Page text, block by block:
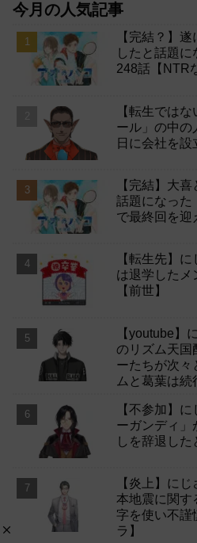
今月の人気記事
【完結？】
したと話題に
248話【NTR
【転生では
ール」の中の
日に会社を設
【完結】大
話題になった
で最終回を迎
【転生先】
は退学したメ
【前世】
【youtube】
のリズム天国
ーたちが次
ムと葛葉は続
【不参加】
ーガンディ」
しを辞退した
【炎上】に
本地震に関す
字を使い不謹
ラ】